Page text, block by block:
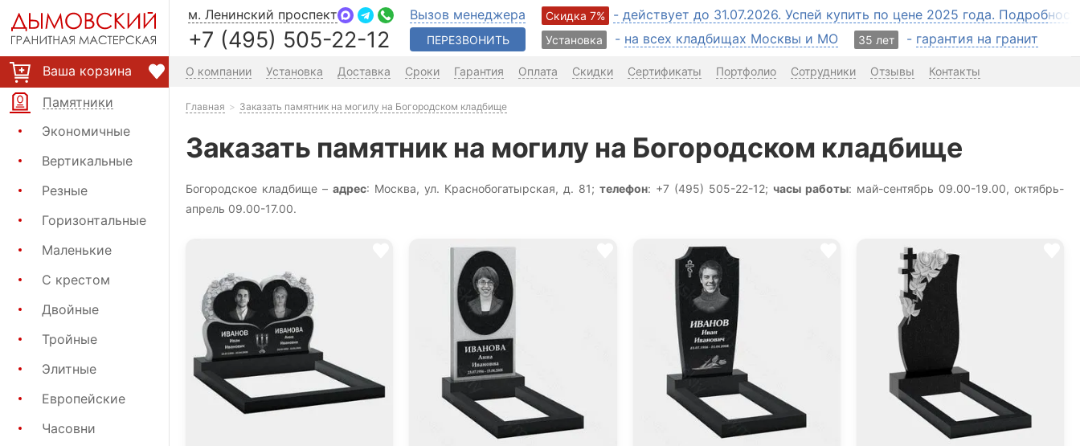
Ваша корзина
Памятники
Экономичные
Вертикальные
Резные
Горизонтальные
Маленькие
С крестом
Двойные
Тройные
Элитные
Европейские
Часовни
м. Ленинский проспект
+7 (495) 505-22-12
Вызов менеджера
ПЕРЕЗВОНИТЬ
Скидка 7% - действует до 31.07.2026. Успей купить по цене 2025 года.
Установка - на всех кладбищах Москвы и МО 35 лет - гарантия на гранит
О компании Установка Доставка Сроки Гарантия Оплата Скидки Сертификаты Портфолио Сотрудники Отзывы Контакты
Главная Заказать памятник на могилу на Богородском кладбище
Заказать памятник на могилу на Богородском кладбище
Богородское кладбище – адрес: Москва, ул. Краснобогатырская, д. 81; телефон: +7 (495) 505-22-12; часы работы: май-сентябрь 09.00-19.00, октябрь-
апрель 09.00-17.00.